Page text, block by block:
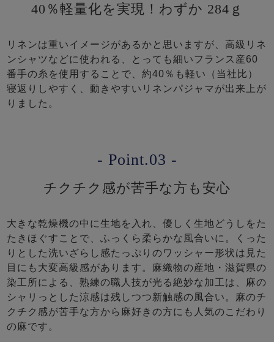
40％軽量化を実現！わずか 284ｇ
リネンは重いイメージがあるかと思いますが、高級リネ
ンシャツなどに使われる、とっても細いフランス産60
番手の糸を使用することで、約40％も軽い（当社比）
寝返りしやすく、動きやすいリネンパジャマが出来上が
りました。
- Point.03 -
チクチク感が苦手な方も安心
大きな乾燥機の中に生地を入れ、優しく生地どうしをた
たきほぐすことで、ふっくら柔らかな風合いに。くった
りとした洗いざらし感たっぷりのワッシャー形状は見た
目にも大変高級感があります。麻織物の産地・滋賀県の
染工所による、熟練の職人技が光る絶妙な加工は、麻の
シャリっとした涼感は残しつつ新触感の風合い。麻のチ
クチク感が苦手な方から麻好きの方にも人気のこだわり
の麻です。